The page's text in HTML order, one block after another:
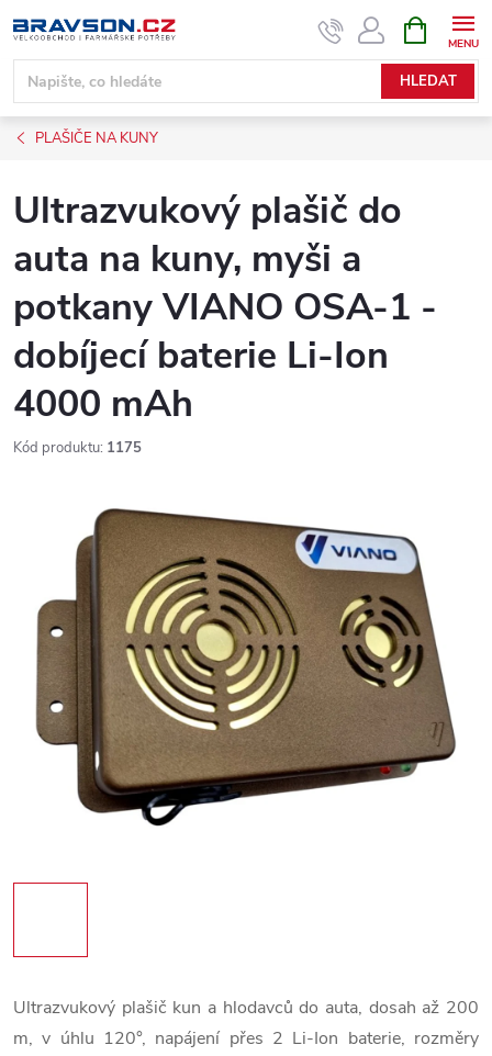
na
obsah
HLEDAT
NÁKUPNÍ
KOŠÍK
PLAŠIČE NA KUNY
Ultrazvukový plašič do
auta na kuny, myši a
potkany VIANO OSA-1 -
dobíjecí baterie Li-Ion
4000 mAh
Kód produktu: 1175
Ultrazvukový plašič kun a hlodavců do auta, dosah až 200
m, v úhlu 120°, napájení přes 2 Li-Ion baterie, rozměry